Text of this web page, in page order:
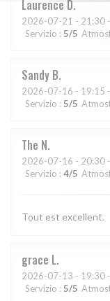
Laurence D
2026-07-21 - 21:30
Servizio : 5/5
Sandy B
2026-07-16 - 19:15
Servizio : 5/5
The N
2026-07-16 - 20:30
Servizio : 4/5
Tout est excellent.
grace L
2026-07-13 - 19:30
Servizio : 5/5